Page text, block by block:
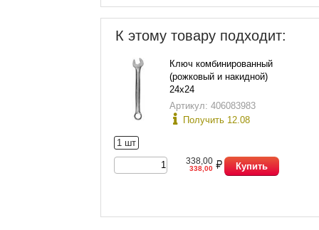
К этому товару подходит:
Ключ комбинированный
(рожковый и накидной)
24х24
Артикул: 406083983
Получить 12.08
1 шт
338,00
338,00 Купить